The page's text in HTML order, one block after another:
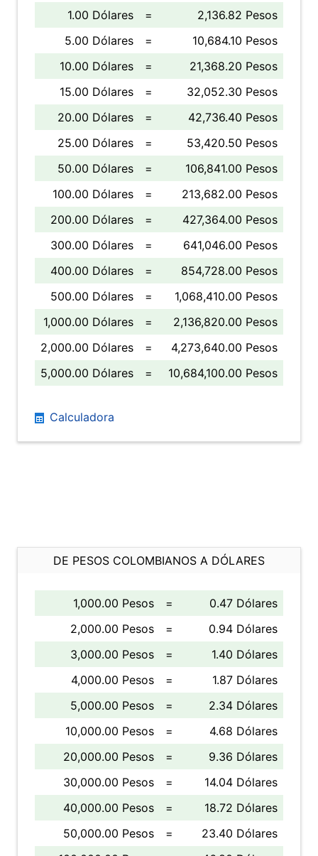
1.00 Dólares =
2,136.82 Pesos
5.00 Dólares
=
10,684.10 Pesos
10.00 Dólares
=
21,368.20 Pesos
15.00 Dólares
=
32,052.30 Pesos
20.00 Dólares
=
42,736.40 Pesos
25.00 Dólares
=
53,420.50 Pesos
50.00 Dólares
=
106,841.00 Pesos
100.00 Dólares
=
213,682.00 Pesos
200.00 Dólares
=
427,364.00 Pesos
300.00 Dólares
=
641,046.00 Pesos
400.00 Dólares
=
854,728.00 Pesos
500.00 Dólares
=
1,068,410.00 Pesos
1,000.00 Dólares
=
2,136,820.00 Pesos
2,000.00 Dólares
=
4,273,640.00 Pesos
5,000.00 Dólares
= 10,684,100.00 Pesos
Calculadora
DE PESOS COLOMBIANOS A DÓLARES
1,000.00 Pesos =
0.47 Dólares
2,000.00 Pesos
=
0.94 Dólares
3,000.00 Pesos
=
1.40 Dólares
4,000.00 Pesos
=
1.87 Dólares
5,000.00 Pesos
=
2.34 Dólares
10,000.00 Pesos
=
4.68 Dólares
20,000.00 Pesos
=
9.36 Dólares
30,000.00 Pesos
=
14.04 Dólares
40,000.00 Pesos
=
18.72 Dólares
50,000.00 Pesos
=
23.40 Dólares